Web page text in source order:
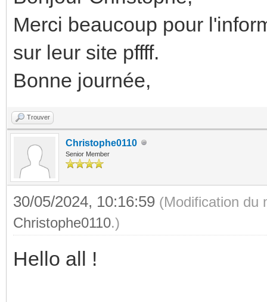
Merci beaucoup pour
sur leur site pffff.
Bonne journée,
Trouver
Christophe0110
Senior Member
30/05/2024, 10:16:59 (Modification du
Christophe0110.)
Hello all !